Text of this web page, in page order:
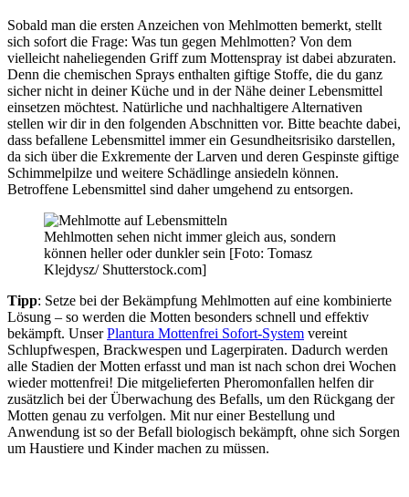
Sobald man die ersten Anzeichen von Mehlmotten bemerkt, stellt
sich sofort die Frage: Was tun gegen Mehlmotten? Von dem
vielleicht naheliegenden Griff zum Mottenspray ist dabei abzuraten.
Denn die chemischen Sprays enthalten giftige Stoffe, die du ganz
sicher nicht in deiner Küche und in der Nähe deiner Lebensmittel
einsetzen möchtest. Natürliche und nachhaltigere Alternativen
stellen wir dir in den folgenden Abschnitten vor. Bitte beachte dabei,
dass befallene Lebensmittel immer ein Gesundheitsrisiko darstellen,
da sich über die Exkremente der Larven und deren Gespinste giftige
Schimmelpilze und weitere Schädlinge ansiedeln können.
Betroffene Lebensmittel sind daher umgehend zu entsorgen.
Mehlmotten sehen nicht immer gleich aus, sondern
können heller oder dunkler sein [Foto: Tomasz
Klejdysz/ Shutterstock.com]
Tipp: Setze bei der Bekämpfung Mehlmotten auf eine kombinierte
Lösung – so werden die Motten besonders schnell und effektiv
bekämpft. UnserPlantura Mottenfrei Sofort-System vereint
Schlupfwespen, Brackwespen und Lagerpiraten. Dadurch werden
alle Stadien der Motten erfasst und man ist nach schon drei Wochen
wieder mottenfrei! Die mitgelieferten Pheromonfallen helfen dir
zusätzlich bei der Überwachung des Befalls, um den Rückgang der
Motten genau zu verfolgen. Mit nur einer Bestellung und
Anwendung ist so der Befall biologisch bekämpft, ohne sich Sorgen
um Haustiere und Kinder machen zu müssen.